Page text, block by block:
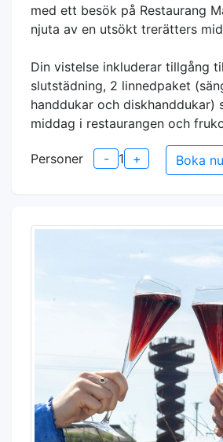
med ett besök på Restaurang
njuta av en utsökt trerätters
Din vistelse inkluderar tillgång
slutstädning, 2 linnedpaket
handdukar och diskhanddukar)
middag i restaurangen och
Personer - 1 + Boka nu